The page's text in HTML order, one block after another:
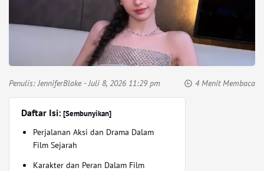
Penulis:JenniferBlake- Juli 8, 2026 11:29 pm 4 Menit Membaca
Daftar Isi: [Sembunyikan]
Perjalanan Aksi dan Drama Dalam
Film Sejarah
Karakter dan Peran Dalam Film